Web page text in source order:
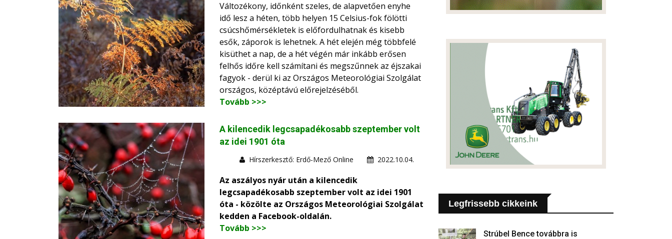
Változékony, időnként szeles, de alapvetően enyhe
idő lesz a héten, több helyen 15 Celsius-fok fölötti
csúcshőmérsékletek is előfordulhatnak és kisebb
esők, záporok is lehetnek. A hét elején még többfelé
kisüthet a nap, de a hét végén már inkább erősen
felhős időre kell számítani és megszűnnek az éjszakai
fagyok - derül ki az Országos Meteorológiai Szolgálat
országos, középtávú előrejelzéséből.
Tovább >>>
A kilencedik legcsapadékosabb szeptember volt
az idei 1901 óta
Hírszerkesztő: Erdő-Mező Online 2022.10.04.
Az aszályos nyár után a kilencedik
legcsapadékosabb szeptember volt az idei 1901
óta - közölte az Országos Meteorológiai Szolgálat
kedden a Facebook-oldalán.
Tovább >>>
Legfrissebb cikkeink
Strúbel Bence továbbra is